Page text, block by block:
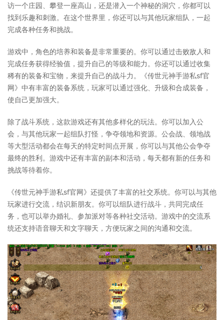
访一个庄园、攀登一座高山，还是潜入一个神秘的洞穴，你都可以
找到乐趣和刺激。在这个世界里，你还可以与其他玩家组队，一起
完成各种任务和挑战。
游戏中，角色的培养和装备是非常重要的。你可以通过击败敌人和
完成任务获得经验值，提升自己的等级和能力。你还可以通过收集
稀有的装备和宝物，来提升自己的战斗力。《传世元神手游私sf官
网》中有丰富的装备系统，玩家可以通过强化、升级和合成装备，
使自己更加强大。
除了战斗系统，这款游戏还有其他多样化的玩法。你可以加入公
会，与其他玩家一起组队打怪，争夺领地和资源。公会战、领地战
等大型活动都会在每天的特定时间点开展，你可以与其他公会争夺
最终的胜利。游戏中还有丰富的副本和活动，每天都有新的任务和
挑战等待着你。
《传世元神手游私sf官网》还提供了丰富的社交系统。你可以与其他
玩家进行交流，结识新朋友。你可以组队进行战斗，共同完成任
务，也可以举办婚礼、参加派对等各种社交活动。游戏中的交流系
统还支持语音聊天和文字聊天，方便玩家之间的沟通和交流。